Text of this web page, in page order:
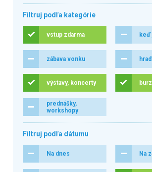
Filtruj podľa kategórie
vstup zdarma keď
zábava vonku
výstavy, koncerty
prednášky,
workshopy
Filtruj podľa dátumu
Na dnes Na